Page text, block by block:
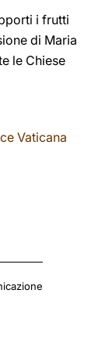
i frutti
di Maria
le Chiese
Vaticana